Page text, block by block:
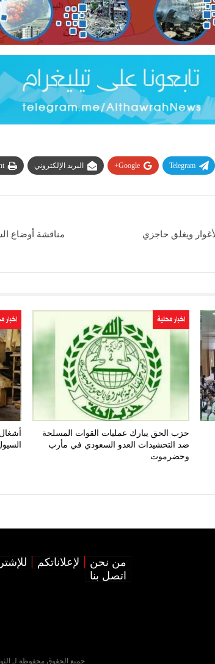
Telegram
Google+ البريد الإلكتروني
ويغلق حاجزي
مناقشة أوضاع
اخبار محلية
حزب الحق يبارك عمليات القوات المسلحة
ضد التحشيدات العدو السعودي في مأرب
وحضرموت
اخبار
من نحن لإعلاناتكم
اتصل بنا
جميع الحقوق محفوظة لـ